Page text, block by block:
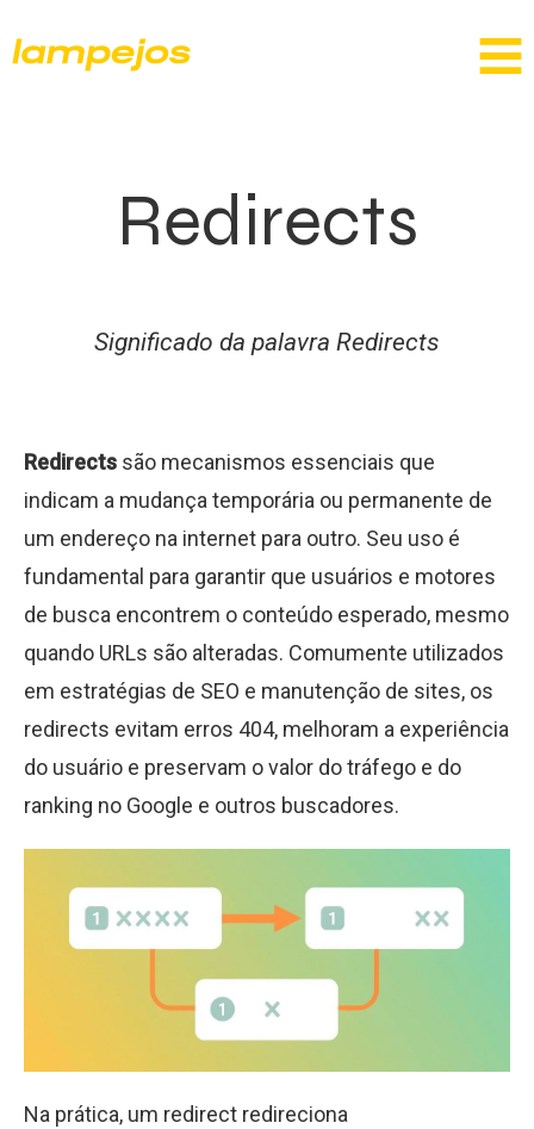
Redirects
Significado da palavra Redirects
Redirects são mecanismos essenciais que
indicam a mudança temporária ou permanente de
um endereço na internet para outro. Seu uso é
fundamental para garantir que usuários e motores
de busca encontrem o conteúdo esperado, mesmo
quando URLs são alteradas. Comumente utilizados
em estratégias de SEO e manutenção de sites, os
redirects evitam erros 404, melhoram a experiência
do usuário e preservam o valor do tráfego e do
ranking no Google e outros buscadores.
Na prática, um redirect redireciona